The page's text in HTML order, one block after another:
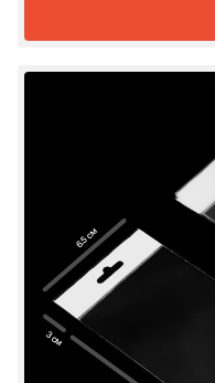
6.5 см
3 см